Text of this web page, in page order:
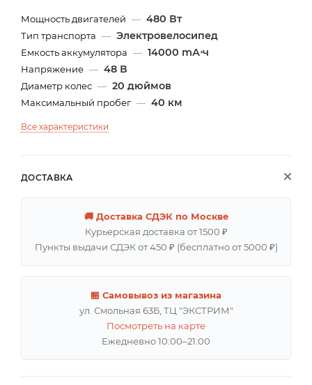
Мощность двигателей — 480 Вт
Тип транспорта — Электровелосипед
Емкость аккумулятора — 14000 mА⋅ч
Напряжение — 48 В
Диаметр колес — 20 дюймов
Максимальный пробег — 40 км
Все характеристики
ДОСТАВКА
🚚 Доставка СДЭК по Москве
Курьерская доставка от 1500 ₽
Пункты выдачи СДЭК от 450 ₽ (бесплатно от 5000 ₽)
🏪 Самовывоз из магазина
ул. Смольная 63Б, ТЦ "ЭКСТРИМ"
Посмотреть на карте
Ежедневно 10:00–21:00